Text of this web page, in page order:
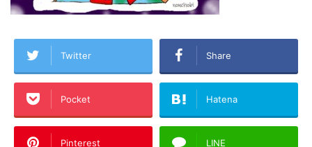
Twitter Share
Pocket Hatena
Pinterest LINE